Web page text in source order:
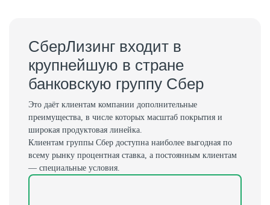
СберЛизинг входит в
крупнейшую в стране
банковскую группу Сбер
Это даёт клиентам компании дополнительные
преимущества, в числе которых масштаб покрытия и
широкая продуктовая линейка.
Клиентам группы Сбер доступна наиболее выгодная по
всему рынку процентная ставка, а постоянным клиентам
— специальные условия.